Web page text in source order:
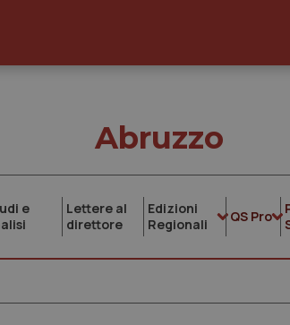
Abruzzo
e
Lettere al
direttore
Edizioni
Regionali
QS Pro